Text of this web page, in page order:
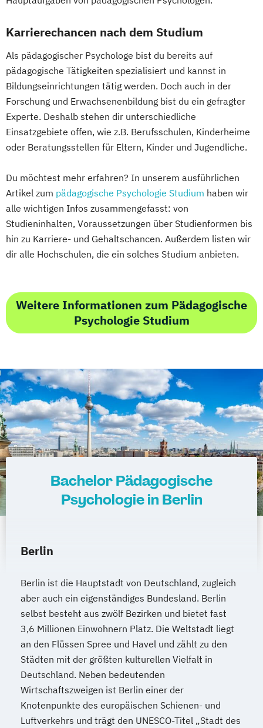
Karrierechancen nach dem Studium
Als pädagogischer Psychologe bist du bereits auf
pädagogische Tätigkeiten spezialisiert und kannst in
Bildungseinrichtungen tätig werden. Doch auch in der
Forschung und Erwachsenenbildung bist du ein gefragter
Experte. Deshalb stehen dir unterschiedliche
Einsatzgebiete offen, wie z.B. Berufsschulen, Kinderheime
oder Beratungsstellen für Eltern, Kinder und Jugendliche.
Du möchtest mehr erfahren? In unserem ausführlichen
Artikel zum pädagogische Psychologie Studium haben wir
alle wichtigen Infos zusammengefasst: von
Studieninhalten, Voraussetzungen über Studienformen bis
hin zu Karriere- und Gehaltschancen. Außerdem listen wir
dir alle Hochschulen, die ein solches Studium anbieten.
Weitere Informationen zum Pädagogische
Psychologie Studium
Bachelor Pädagogische
Psychologie in Berlin
Berlin
Berlin ist die Hauptstadt von Deutschland, zugleich
aber auch ein eigenständiges Bundesland. Berlin
selbst besteht aus zwölf Bezirken und bietet fast
3,6 Millionen Einwohnern Platz. Die Weltstadt liegt
an den Flüssen Spree und Havel und zählt zu den
Städten mit der größten kulturellen Vielfalt in
Deutschland. Neben bedeutenden
Wirtschaftszweigen ist Berlin einer der
Knotenpunkte des europäischen Schienen- und
Luftverkehrs und trägt den UNESCO-Titel „Stadt des